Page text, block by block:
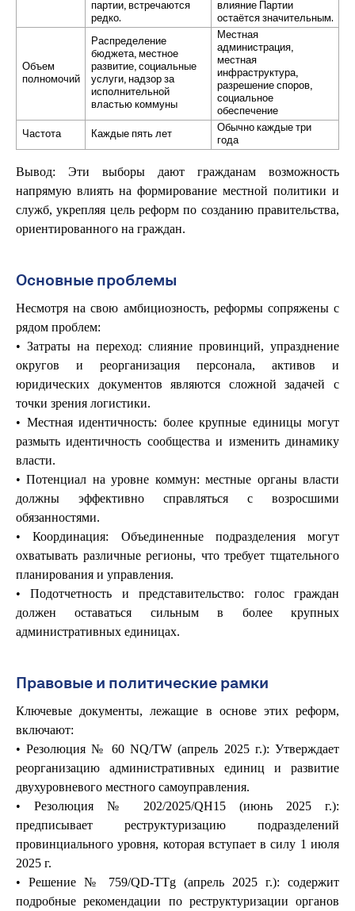
партии, встречаются
редко.
влияние Партии
остаётся значительным.
Объем
полномочий
Распределение
бюджета, местное
развитие, социальные
услуги, надзор за
исполнительной
властью коммуны
Местная
администрация,
местная
инфраструктура,
разрешение споров,
социальное
обеспечение
Частота Каждые пять лет
Обычно каждые три
года
Вывод: Эти выборы дают гражданам возможность
напрямую влиять на формирование местной политики и
служб, укрепляя цель реформ по созданию правительства,
ориентированного на граждан.
Основные проблемы
Несмотря на свою амбициозность, реформы сопряжены с
рядом проблем:
• Затраты на переход: слияние провинций, упразднение
округов и реорганизация персонала, активов и
юридических документов являются сложной задачей с
точки зрения логистики.
• Местная идентичность: более крупные единицы могут
размыть идентичность сообщества и изменить динамику
власти.
• Потенциал на уровне коммун: местные органы власти
должны эффективно справляться с возросшими
обязанностями.
• Координация: Объединенные подразделения могут
охватывать различные регионы, что требует тщательного
планирования и управления.
• Подотчетность и представительство: голос граждан
должен оставаться сильным в более крупных
административных единицах.
Правовые и политические рамки
Ключевые документы, лежащие в основе этих реформ,
включают:
• Резолюция № 60 NQ/TW (апрель 2025 г.): Утверждает
реорганизацию административных единиц и развитие
двухуровневого местного самоуправления.
• Резолюция № 202/2025/QH15 (июнь 2025 г.):
предписывает реструктуризацию подразделений
провинциального уровня, которая вступает в силу 1 июля
2025 г.
• Решение № 759/QD-TTg (апрель 2025 г.): содержит
подробные рекомендации по реструктуризации органов